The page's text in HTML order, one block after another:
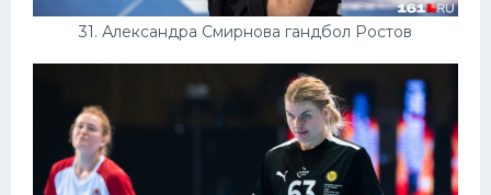
31. Александра Смирнова гандбол Ростов